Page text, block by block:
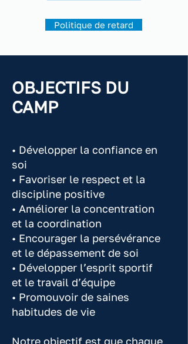
Politique de retard
OBJECTIFS DU
CAMP
• Développer la confiance en
soi
• Favoriser le respect et la
discipline positive
• Améliorer la concentration
et la coordination
• Encourager la persévérance
et le dépassement de soi
• Développer l’esprit sportif
et le travail d’équipe
• Promouvoir de saines
habitudes de vie
Notre objectif est que chaque